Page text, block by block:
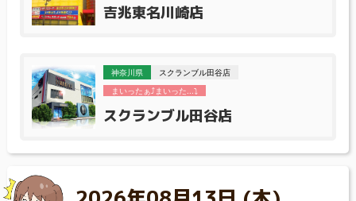
吉兆東名川崎店
神奈川県
スクランブル田谷店
まいったぁ⤴まいった...⤵
スクランブル田谷店